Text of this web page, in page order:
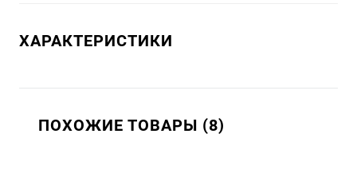
ХАРАКТЕРИСТИКИ
ПОХОЖИЕ ТОВАРЫ (8)